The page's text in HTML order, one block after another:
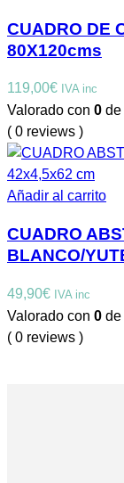
CUADRO DE
80X120cms
119,00€ IVA inc
Valorado con 0 de
( 0 reviews )
Añadir al carrito
CUADRO
BLANCO/
49,90€ IVA inc
Valorado con 0 de
( 0 reviews )